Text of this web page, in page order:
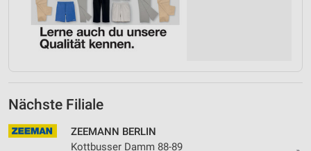
Nächste Filiale
ZEEMANN BERLIN
Kottbusser Damm 88-89